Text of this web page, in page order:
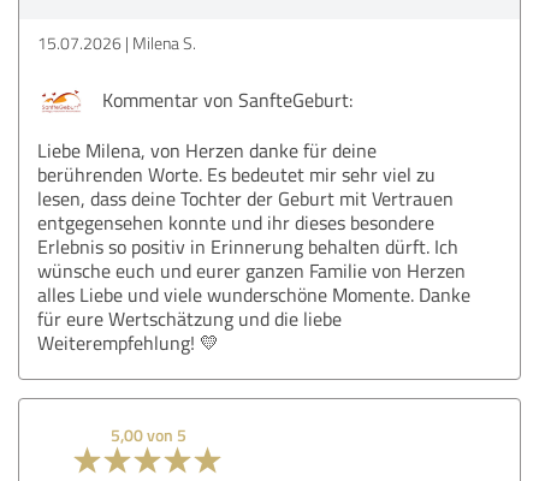
15.07.2026 Milena S.
Kommentar von SanfteGeburt:
Liebe Milena, von Herzen danke für deine
berührenden Worte. Es bedeutet mir sehr viel zu
lesen, dass deine Tochter der Geburt mit Vertrauen
entgegensehen konnte und ihr dieses besondere
Erlebnis so positiv in Erinnerung behalten dürft. Ich
wünsche euch und eurer ganzen Familie von Herzen
alles Liebe und viele wunderschöne Momente. Danke
für eure Wertschätzung und die liebe
Weiterempfehlung! 💛
5,00 von 5